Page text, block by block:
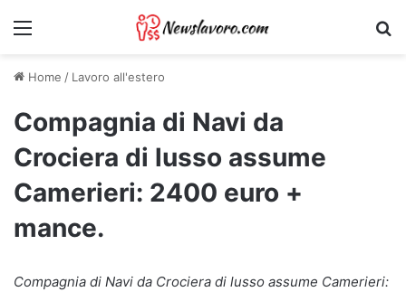
Menu
Home / Lavoro all'estero
Compagnia di Navi da
Crociera di lusso assume
Camerieri: 2400 euro +
mance.
Compagnia di Navi da Crociera di lusso assume Camerieri: